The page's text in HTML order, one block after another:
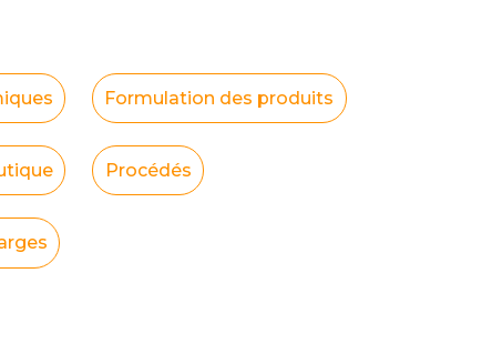
Formulation des produits
Procédés